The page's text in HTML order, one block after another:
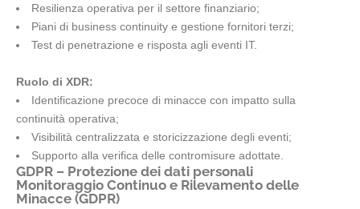
Resilienza operativa per il settore finanziario;
Piani di business continuity e gestione fornitori terzi;
Test di penetrazione e risposta agli eventi IT.
Ruolo di XDR:
Identificazione precoce di minacce con impatto sulla
continuità operativa;
Visibilità centralizzata e storicizzazione degli eventi;
Supporto alla verifica delle contromisure adottate.
GDPR – Protezione dei dati personali
Monitoraggio Continuo e Rilevamento delle
Minacce (GDPR)